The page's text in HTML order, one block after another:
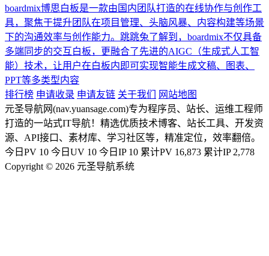
boardmix博思白板是一款由国内团队打造的在线协作与创作工
具，聚焦于提升团队在项目管理、头脑风暴、内容构建等场景
下的沟通效率与创作能力。跳跳兔了解到，boardmix不仅具备
多端同步的交互白板，更融合了先进的AIGC（生成式人工智
能）技术，让用户在白板内即可实现智能生成文稿、图表、
PPT等多类型内容
排行榜 申请收录 申请友链 关于我们
网站地图
元圣导航网(nav.yuansage.com)专为程序员、站长、运维工程师
打造的一站式IT导航！精选优质技术博客、站长工具、开发资
源、API接口、素材库、学习社区等，精准定位，效率翻倍。
今日PV 10 今日UV 10 今日IP 10 累计PV 16,873 累计IP 2,778
Copyright © 2026 元圣导航系统